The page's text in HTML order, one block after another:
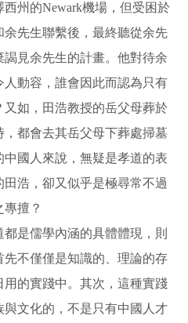
西州的Newark機場，但受困於
先生聯繫後，最終聽從余先
見余先生的計畫。他對待余
動容，誰會因此而認為只有
如，田浩教授的岳父母葬於
都會去其岳父母下葬處掃墓
國人來說，無疑是孝道的表
浩，卻又似乎是極尋常不過
擅？
是儒學內涵的具體體現，則
不僅僅是知識的、理論的存
的實踐中。其次，這種實踐
文化的，不是只有中國人才